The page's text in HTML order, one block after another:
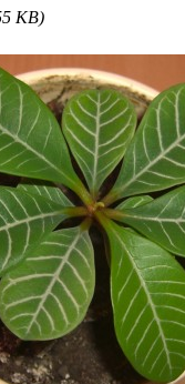
KB)